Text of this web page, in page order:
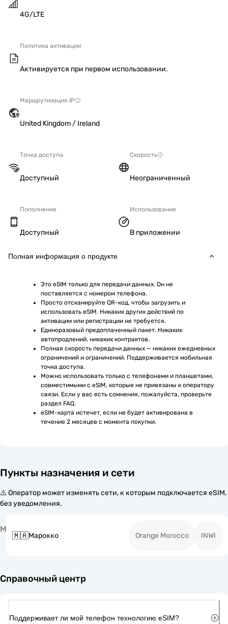
4G/LTE
Политика активации
Активируется при первом использовании.
Маршрутизация IP
United Kingdom / Ireland
Точка доступа
Доступный
Скорость
Неограниченный
Пополнение
Доступный
Использование
В приложении
Полная информация о продукте
Это eSIM только для передачи данных. Он не
поставляется с номером телефона.
Просто отсканируйте QR-код, чтобы загрузить и
использовать eSIM. Никаких других действий по
активации или регистрации не требуется.
Единоразовый предоплаченный пакет. Никаких
автопродлений, никаких контрактов.
Полная скорость передачи данных — никаких ежедневных
ограничений и ограничений. Поддерживается мобильная
точка доступа.
Можно использовать только с телефонами и планшетами,
совместимыми с eSIM, которые не привязаны к оператору
связи. Если у вас есть сомнения, пожалуйста, проверьте
раздел FAQ.
eSIM-карта истечет, если не будет активирована в
течение 2 месяцев с момента покупки.
Пункты назначения и сети
⚠️ Оператор может изменять сети, к которым подключается eSIM,
без уведомления.
М
🇲🇦Марокко Orange Morocco INWI
Справочный центр
Поддерживает ли мой телефон технологию eSIM?